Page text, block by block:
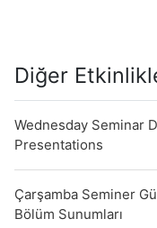
Diğer
Wednesday Seminar
Presentations
Çarşamba Seminer
Bölüm Sunumları